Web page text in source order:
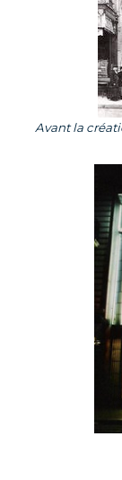
Avant la